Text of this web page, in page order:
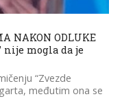
NAKON ODLUKE
nije mogla da je
“Zvezde
međutim ona se